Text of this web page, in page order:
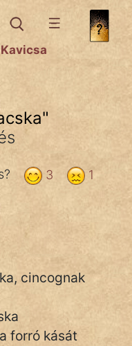
"
1
3
cincognak
forró kását